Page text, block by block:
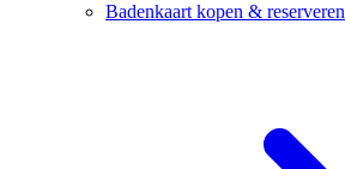
Badenkaart kopen & reserveren